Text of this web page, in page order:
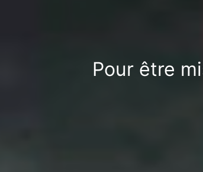
Pour être